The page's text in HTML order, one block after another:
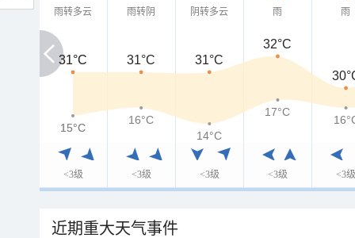
雨转多云
<3级
雨转阴
<3级
阴转多云
<3级
雨
<3级
雨
<3级
31°C
31°C 31°C 31°C
32°C
15°C
15°C
16°C
14°C
17°C
近期重大天气事件